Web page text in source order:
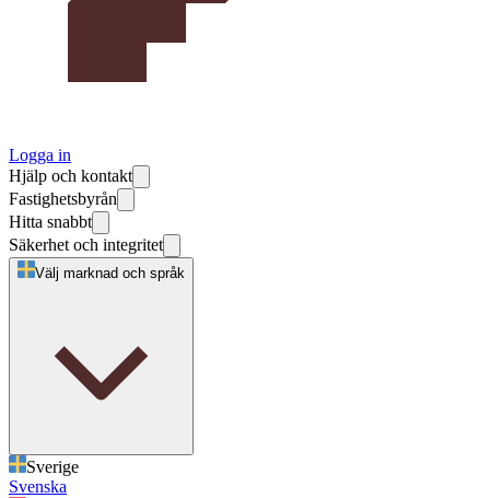
Logga in
Hjälp och kontakt
Fastighetsbyrån
Hitta snabbt
Säkerhet och integritet
Välj marknad och språk
Sverige
Svenska